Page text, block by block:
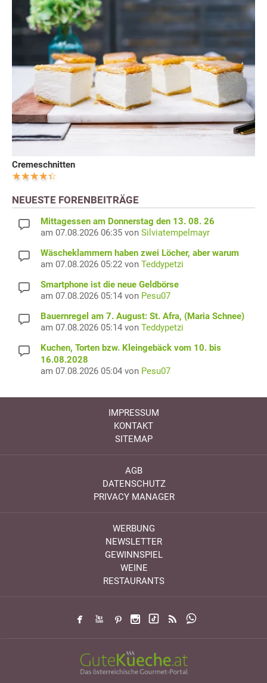
Cremeschnitten
NEUESTE FORENBEITRÄGE
Mittagessen am Donnerstag den 13. 08. 26
am 07.08.2026 06:35 von Silviatempelmayr
Wäscheklammern haben zwei Löcher, aber warum
am 07.08.2026 05:22 von Teddypetzi
Smartphone ist die neue Geldbörse
am 07.08.2026 05:14 von Pesu07
Bauernregel am 7. August: St. Afra, (Maria Schnee)
am 07.08.2026 05:14 von Teddypetzi
Kuchen, Torten bzw. Kleingebäck vom 10. bis
16.08.2028
am 07.08.2026 05:04 von Pesu07
IMPRESSUM
KONTAKT
SITEMAP
AGB
DATENSCHUTZ
PRIVACY MANAGER
WERBUNG
NEWSLETTER
GEWINNSPIEL
WEINE
RESTAURANTS